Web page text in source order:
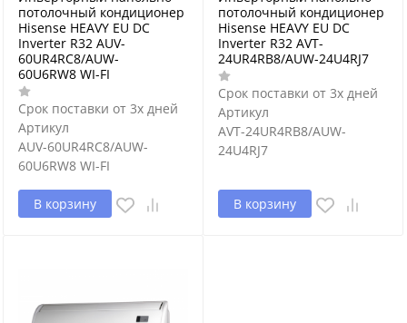
потолочный кондиционер
Hisense HEAVY EU DC
Inverter R32 AUV-
60UR4RC8/AUW-
60U6RW8 WI-FI
Срок поставки от 3х дней
Артикул
AUV-60UR4RC8/AUW-
60U6RW8 WI-FI
В корзину
потолочный кондиционер
Hisense HEAVY EU DC
Inverter R32 AVT-
24UR4RB8/AUW-24U4RJ7
Срок поставки от 3х дней
Артикул
AVT-24UR4RB8/AUW-
24U4RJ7
В корзину